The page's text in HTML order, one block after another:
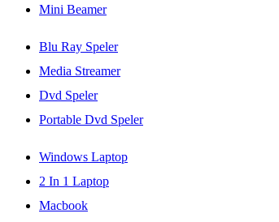
Mini Beamer
Blu Ray Speler
Media Streamer
Dvd Speler
Portable Dvd Speler
Windows Laptop
2 In 1 Laptop
Macbook